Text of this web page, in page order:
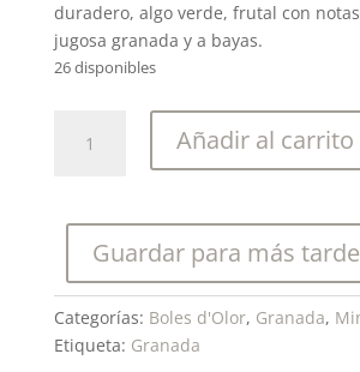
duradero, algo verde, frutal con
jugosa granada y a bayas.
26 disponibles
d'olor-
Sachet
Perfumado
cantidad
Añadir al carrito
Guardar para más tarde
Categorías: Boles d'Olor, Granada,
Etiqueta: Granada